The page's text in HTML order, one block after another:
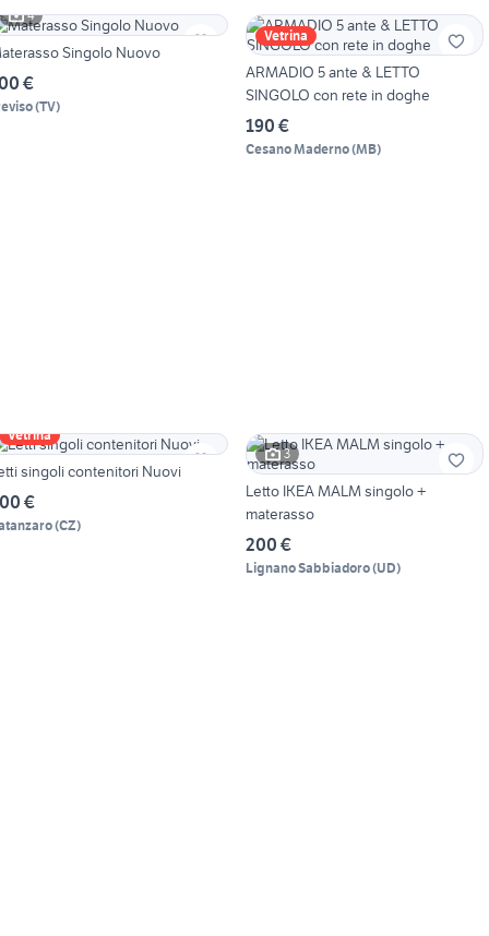
4
Singolo Nuovo
€
(TV)
Vetrina
ARMADIO 5 ante & LETTO
SINGOLO con rete in doghe
190 €
Cesano Maderno(MB)
Vetrina
singoli contenitori Nuovi
€
(CZ)
3
Letto IKEA MALM singolo +
materasso
200 €
Lignano Sabbiadoro(UD)